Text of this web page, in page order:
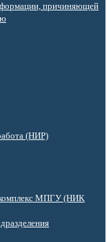
причиняющей
(НИР)
комплекс МПГУ (НИК